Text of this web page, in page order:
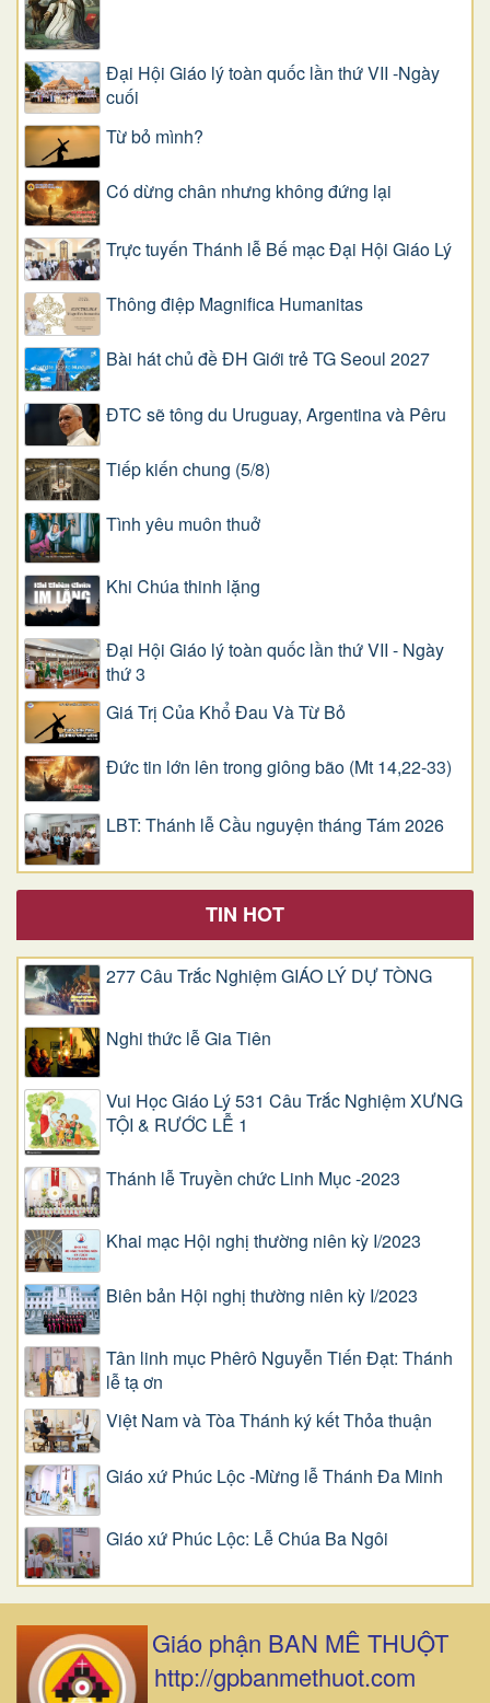
Đại Hội Giáo lý toàn quốc lần thứ VII -Ngày
cuối
Từ bỏ mình?
Có dừng chân nhưng không đứng lại
Trực tuyến Thánh lễ Bế mạc Đại Hội Giáo Lý
Thông điệp Magnifica Humanitas
Bài hát chủ đề ĐH Giới trẻ TG Seoul 2027
ĐTC sẽ tông du Uruguay, Argentina và Pêru
Tiếp kiến chung (5/8)
Tình yêu muôn thuở
Khi Chúa thinh lặng
Đại Hội Giáo lý toàn quốc lần thứ VII - Ngày
thứ 3
Giá Trị Của Khổ Ðau Và Từ Bỏ
Đức tin lớn lên trong giông bão (Mt 14,22-33)
LBT: Thánh lễ Cầu nguyện tháng Tám 2026
TIN HOT
277 Câu Trắc Nghiệm GIÁO LÝ DỰ TÒNG
Nghi thức lễ Gia Tiên
Vui Học Giáo Lý 531 Câu Trắc Nghiệm XƯNG
TỘI & RƯỚC LỄ 1
Thánh lễ Truyền chức Linh Mục -2023
Khai mạc Hội nghị thường niên kỳ I/2023
Biên bản Hội nghị thường niên kỳ I/2023
Tân linh mục Phêrô Nguyễn Tiến Đạt: Thánh
lễ tạ ơn
Việt Nam và Tòa Thánh ký kết Thỏa thuận
Giáo xứ Phúc Lộc -Mừng lễ Thánh Đa Minh
Giáo xứ Phúc Lộc: Lễ Chúa Ba Ngôi
Giáo phận BAN MÊ THUỘT
http://gpbanmethuot.com